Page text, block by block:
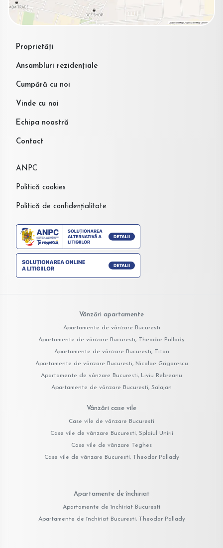
Proprietăți
Ansambluri rezidențiale
Cumpără cu noi
Vinde cu noi
Echipa noastră
Contact
ANPC
Politică cookies
Politică de confidențialitate
Vânzări apartamente
Apartamente de vânzare Bucuresti
Apartamente de vânzare Bucuresti, Theodor Pallady
Apartamente de vânzare Bucuresti, Titan
Apartamente de vânzare Bucuresti, Nicolae Grigorescu
Apartamente de vânzare Bucuresti, Liviu Rebreanu
Apartamente de vânzare Bucuresti, Salajan
Vânzări case vile
Case vile de vânzare Bucuresti
Case vile de vânzare Bucuresti, Splaiul Unirii
Case vile de vânzare Teghes
Case vile de vânzare Bucuresti, Theodor Pallady
Apartamente de închiriat
Apartamente de închiriat Bucuresti
Apartamente de închiriat Bucuresti, Theodor Pallady